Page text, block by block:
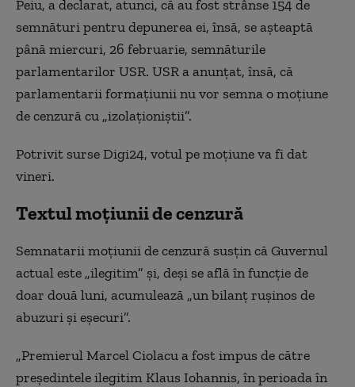
Peiu, a declarat, atunci, că au fost strânse 154 de
semnături pentru depunerea ei, însă, se aşteaptă
până miercuri, 26 februarie, semnăturile
parlamentarilor USR. USR a anunţat, însă, că
parlamentarii formaţiunii nu vor semna o moţiune
de cenzură cu „izolaţioniştii”.
Potrivit surse Digi24, votul pe moțiune va fi dat
vineri.
Textul moțiunii de cenzură
Semnatarii moţiunii de cenzură susţin că Guvernul
actual este „ilegitim” şi, deşi se află în funcţie de
doar două luni, acumulează „un bilanţ ruşinos de
abuzuri şi eşecuri”.
„Premierul Marcel Ciolacu a fost impus de către
preşedintele ilegitim Klaus Iohannis, în perioada în